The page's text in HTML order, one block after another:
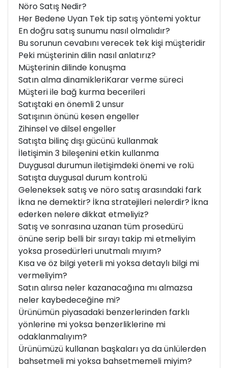
Nöro Satış Nedir?
Her Bedene Uyan Tek tip satış yöntemi yoktur
En doğru satış sunumu nasıl olmalıdır?
Bu sorunun cevabını verecek tek kişi müşteridir
Peki müşterinin dilin nasıl anlatırız?
Müşterinin dilinde konuşma
Satın alma dinamikleriKarar verme süreci
Müşteri ile bağ kurma becerileri
Satıştaki en önemli 2 unsur
Satışının önünü kesen engeller
Zihinsel ve dilsel engeller
Satışta bilinç dışı gücünü kullanmak
İletişimin 3 bileşenini etkin kullanma
Duygusal durumun iletişimdeki önemi ve rolü
Satışta duygusal durum kontrolü
Geleneksek satış ve nöro satış arasındaki fark
İkna ne demektir? İkna stratejileri nelerdir? İkna
ederken nelere dikkat etmeliyiz?
Satış ve sonrasına uzanan tüm prosedürü
önüne serip belli bir sırayı takip mi etmeliyim
yoksa prosedürleri unutmalı mıyım?
Kısa ve öz bilgi yeterli mi yoksa detaylı bilgi mi
vermeliyim?
Satın alırsa neler kazanacağına mı almazsa
neler kaybedeceğine mi?
Ürünümün piyasadaki benzerlerinden farklı
yönlerine mi yoksa benzerliklerine mi
odaklanmalıyım?
Ürünümüzü kullanan başkaları ya da ünlülerden
bahsetmeli mi yoksa bahsetmemeli miyim?